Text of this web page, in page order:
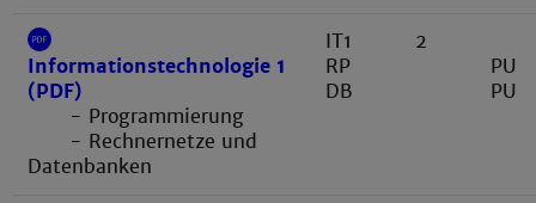
Informationstechnologie 1
(PDF)
- Programmierung
- Rechnernetze und
Datenbanken
IT1
RP
DB
2
PU
PU